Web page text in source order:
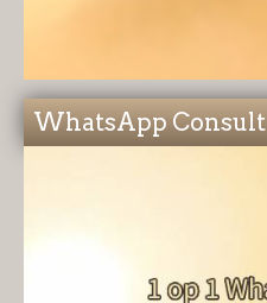
WhatsApp Consult